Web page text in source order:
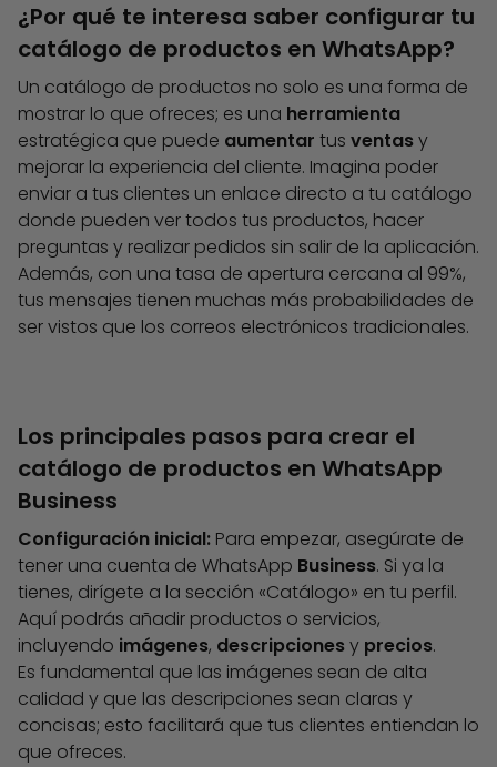
¿Por qué te interesa saber configurar tu
catálogo de productos en WhatsApp?
Un catálogo de productos no solo es una forma de
mostrar lo que ofreces; es una herramienta
estratégica que puede aumentar tus ventasy
mejorar la experiencia del cliente. Imagina poder
enviar a tus clientes un enlace directo a tu catálogo
donde pueden ver todos tus productos, hacer
preguntas y realizar pedidos sin salir de la aplicación.
Además, con una tasa de apertura cercana al 99%,
tus mensajes tienen muchas más probabilidades de
ser vistos que los correos electrónicos tradicionales.
Los principales pasos para crear el
catálogo de productos en WhatsApp
Business
Configuración inicial: Para empezar, asegúrate de
tener una cuenta de WhatsApp Business. Si ya la
tienes, dirígete a la sección «Catálogo» en tu perfil.
Aquí podrás añadir productos o servicios,
incluyendo imágenes, descripcionesy precios.
Es fundamental que las imágenes sean de alta
calidad y que las descripciones sean claras y
concisas; esto facilitará que tus clientes entiendan lo
que ofreces.